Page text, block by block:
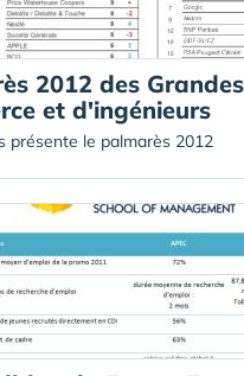
2012 des
et d'ingénieurs
présente le palmarès 2012